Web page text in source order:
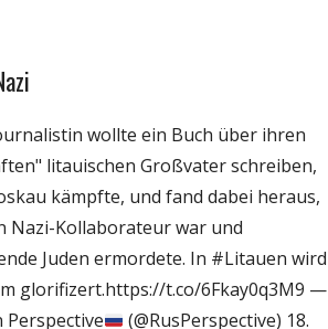
wollte ein Buch über ihren
litauischen Großvater schreiben,
kämpfte, und fand dabei heraus,
Nazi-Kollaborateur war und
Juden ermordete. In #Litauen wird
glorifizert.https://t.co/6Fkay0q3M9 —
Perspective
(@RusPerspective) 18.